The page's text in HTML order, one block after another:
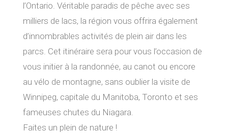
l’Ontario. Véritable paradis de pêche avec ses
milliers de lacs, la région vous offrira également
d’innombrables activités de plein air dans les
parcs. Cet itinéraire sera pour vous l’occasion de
vous initier à la randonnée, au canot ou encore
au vélo de montagne, sans oublier la visite de
Winnipeg, capitale du Manitoba, Toronto et ses
fameuses chutes du Niagara.
Faites un plein de nature !